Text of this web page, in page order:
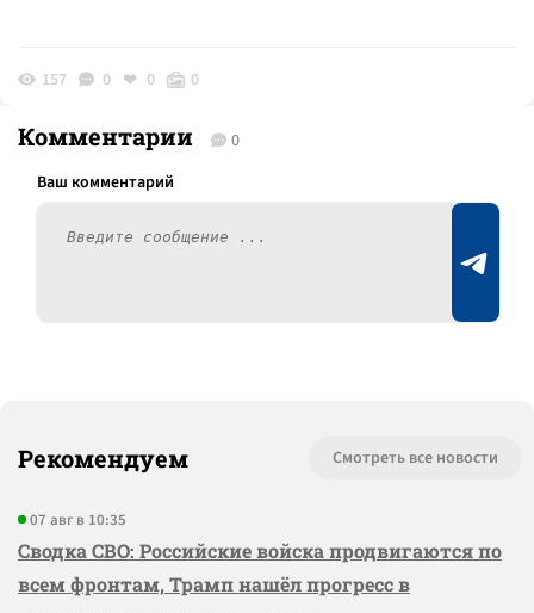
157 0 0 0
Комментарии 0
Рекомендуем Смотреть все новости
07 авг в 10:35
Сводка СВО: Российские войска продвигаются по
всем фронтам, Трамп нашёл прогресс в